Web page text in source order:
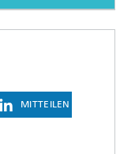
MITTEILEN